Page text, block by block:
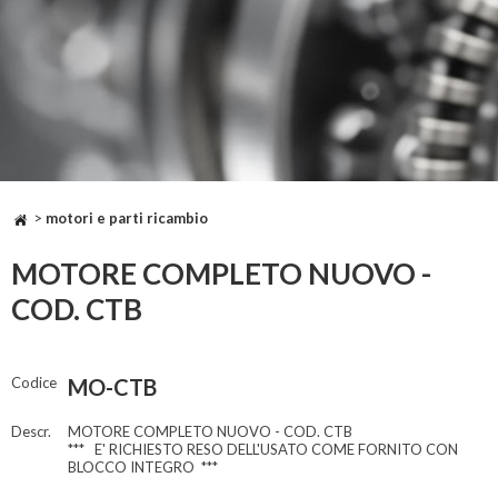
> motori e parti ricambio
MOTORE COMPLETO NUOVO -
COD. CTB
Codice MO-CTB
Descr.
MOTORE COMPLETO NUOVO - COD. CTB
*** E' RICHIESTO RESO DELL'USATO COME FORNITO CON
BLOCCO INTEGRO ***